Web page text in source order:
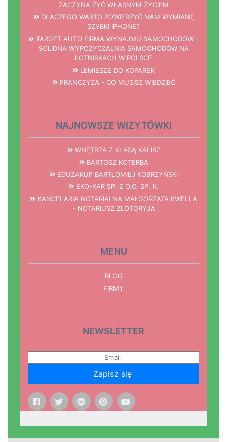
ZACZYNA ŻYĆ WŁASNYM ŻYCIEM
DLACZEGO WARTO POWIERZYĆ NAM WYMIANĘ
SZYBKI IPHONE?
TARGET AUTO FIRMA WYNAJMU SAMOCHODÓW -
SOLIDNA WYPOŻYCZALNIA SAMOCHODÓW NA
LOTNISKACH W POLSCE
LEMIESZE DO KOPAREK
FRANCZYZA - CO MUSISZ WIEDZIEĆ
NAJNOWSZE WIZYTÓWKI
WNĘTRZA Z KLASĄ KALISZ
BARTOSZ KOTERBA
EDUZAKUP BARTŁOMIEJ KOBRZYŃSKI
EKO-KAR SP. Z O.O. SP. K.
KANCELARIA NOTARIALNA MAŁGORZATA KWELLA
- NOTARIUSZ ZŁOTORYJA
MENU
BLOG
FIRMY
NEWSLETTER
Zapisz się